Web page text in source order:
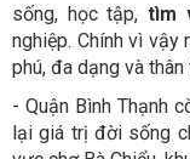
sống, học tập,tìm
nghiệp. Chính vì
phú, đa dạng và thân
- Quận Bình Thạnh
lại giá trị đời sống